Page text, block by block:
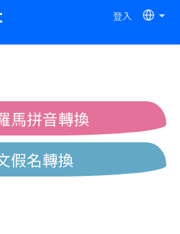
登入
馬拼音轉換
假名轉換